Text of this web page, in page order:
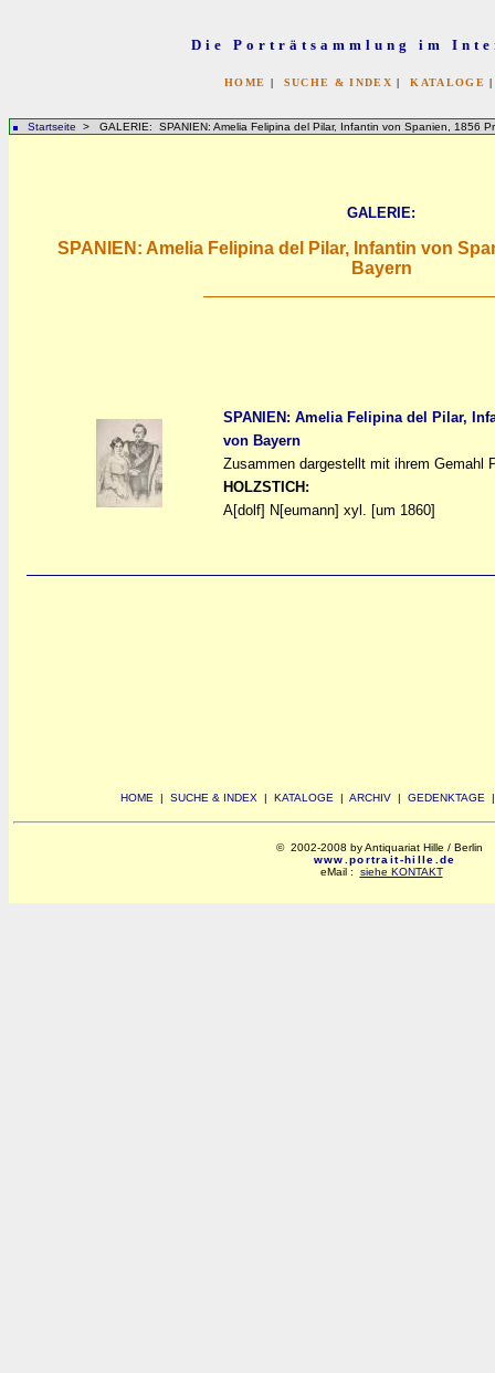
Die Porträtsammlung im
HOME | SUCHE & INDEX |KATALOGE
Startseite > GALERIE: SPANIEN: Amelia Felipina del Pilar, Infantin von Spanien, 1856
GALERIE:
SPANIEN: Amelia Felipina del Pilar, Infantin von
Bayern
SPANIEN: Amelia Felipina del Pilar,
von Bayern
Zusammen dargestellt mit ihrem Gemahl
HOLZSTICH:
A[dolf] N[eumann] xyl. [um 1860]
HOME | SUCHE & INDEX | KATALOGE | ARCHIV | GEDENKTAGE
© 2002-2008 by Antiquariat Hille / Berlin
www.portrait-hille.de
eMail : siehe KONTAKT